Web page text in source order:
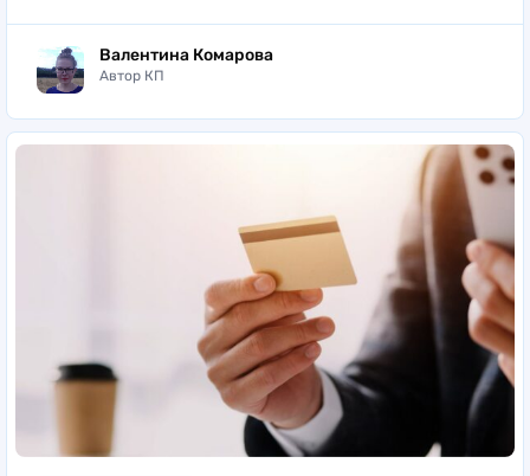
Валентина Комарова
Автор КП